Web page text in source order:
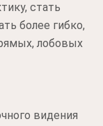
стать
более гибко,
лобовых
видения